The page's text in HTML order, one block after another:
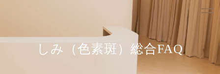
しみ（色素斑）総合FAQ